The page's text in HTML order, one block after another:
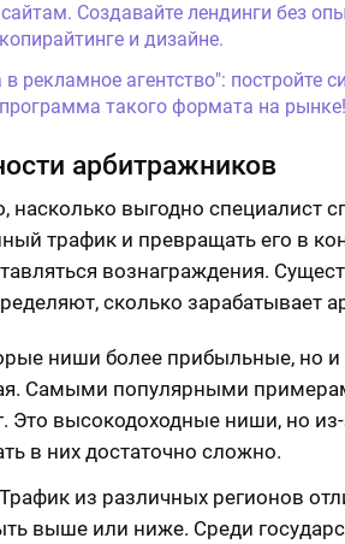
Создавайте лендинги без
и дизайне.
рекламное агентство": постройте
такого формата на рынке!
арбитражников
насколько выгодно специалист
трафик и превращать его в
вознаграждения.
сколько зарабатывает
ниши более прибыльные, но и
Самыми популярными
Это высокодоходные ниши, но
в них достаточно сложно.
из различных регионов
выше или ниже. Среди